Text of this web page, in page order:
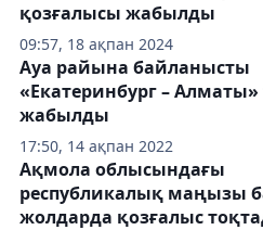
09:57, 18 ақпан 2024
қозғалысы жабылды
17:50, 14 ақпан 2022
Ауа райына байланысты
«Екатеринбург –
жабылды
Ақмола облысындағы
республикалық маңызы
жолдарда қозғалыс